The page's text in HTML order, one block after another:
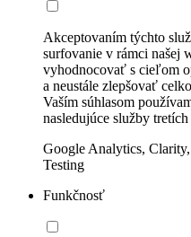
Akceptovaním týchto
surfovanie v rámci našej
vyhodnocovať s cieľom
a neustále zlepšovať
Vaším súhlasom
nasledujúce služby tretích
Google Analytics,
Testing
Funkčnosť